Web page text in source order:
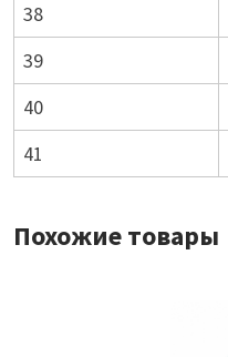
38
39
40
41
Похожие товары